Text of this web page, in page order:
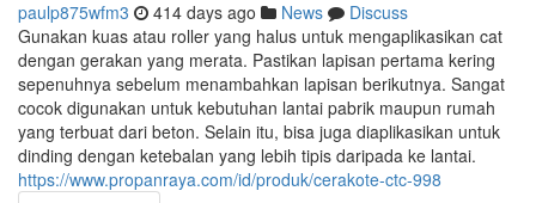
paulp875wfm3 414 days ago News
Discuss
Gunakan kuas atau roller yang halus untuk mengaplikasikan cat
dengan gerakan yang merata. Pastikan lapisan pertama kering
sepenuhnya sebelum menambahkan lapisan berikutnya. Sangat
cocok digunakan untuk kebutuhan lantai pabrik maupun rumah
yang terbuat dari beton. Selain itu, bisa juga diaplikasikan untuk
dinding dengan ketebalan yang lebih tipis daripada ke lantai.
https://www.propanraya.com/id/produk/cerakote-ctc-998